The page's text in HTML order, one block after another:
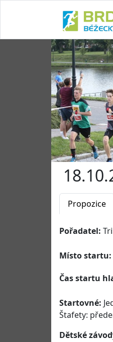
Propozice
Pořadatel:
Místo startu:
Čas startu
Startovné:
Štafety:
Dětské